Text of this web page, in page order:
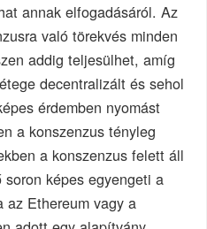
annak elfogadásáról. Az
való törekvés minden
addig teljesülhet, amíg
decentralizált és sehol
érdemben nyomást
a konszenzus tényleg
a konszenzus felett áll
képes egyengeti a
az Ethereum vagy a